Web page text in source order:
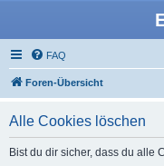
FAQ
Foren-Übersicht
Alle Cookies löschen
Bist du dir sicher, dass du alle